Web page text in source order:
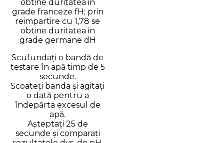
obtine duritatea in
grade franceze fH; prin
reimpartire cu 1,78 se
obtine duritatea in
grade germane dH
Scufundați o bandă de
testare în apă timp de 5
secunde.
Scoateți banda și agitați
o dată pentru a
îndepărta excesul de
apă.
Așteptați 25 de
secunde și comparați